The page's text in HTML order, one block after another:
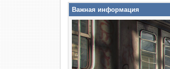
Важная информация